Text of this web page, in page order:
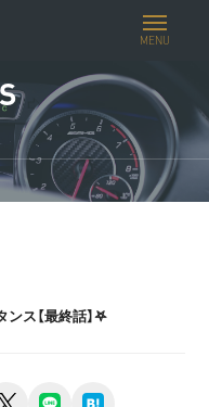
MENU
ス【最終話】𖤐
line